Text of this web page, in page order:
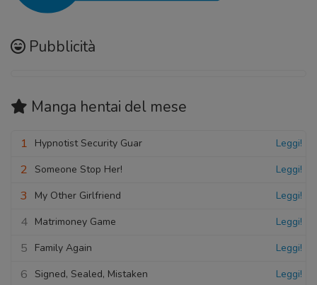
Pubblicità
Manga hentai del mese
1 Hypnotist Security Guar Leggi!
2 Someone Stop Her! Leggi!
3 My Other Girlfriend Leggi!
4 Matrimoney Game Leggi!
5 Family Again Leggi!
6 Signed, Sealed, Mistaken Leggi!